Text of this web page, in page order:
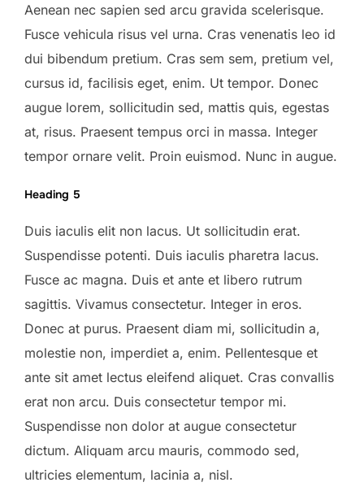
Aenean nec sapien sed arcu gravida scelerisque.
Fusce vehicula risus vel urna. Cras venenatis leo id
dui bibendum pretium. Cras sem sem, pretium vel,
cursus id, facilisis eget, enim. Ut tempor. Donec
augue lorem, sollicitudin sed, mattis quis, egestas
at, risus. Praesent tempus orci in massa. Integer
tempor ornare velit. Proin euismod. Nunc in augue.
Heading 5
Duis iaculis elit non lacus. Ut sollicitudin erat.
Suspendisse potenti. Duis iaculis pharetra lacus.
Fusce ac magna. Duis et ante et libero rutrum
sagittis. Vivamus consectetur. Integer in eros.
Donec at purus. Praesent diam mi, sollicitudin a,
molestie non, imperdiet a, enim. Pellentesque et
ante sit amet lectus eleifend aliquet. Cras convallis
erat non arcu. Duis consectetur tempor mi.
Suspendisse non dolor at augue consectetur
dictum. Aliquam arcu mauris, commodo sed,
ultricies elementum, lacinia a, nisl.